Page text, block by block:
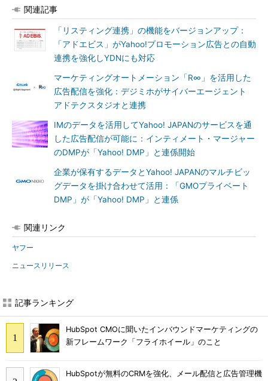
関連記事
「リスティング連携」の機能をバージョンアップ：
「アドエビス」がYahoo!プロモーション広告との自動
連携を強化しYDNにも対応
マーケティングオートメーション「R∞」を活用した
広告配信を強化：デジミホがサイバーエージェント
アドテクスタジオと連携
IMのデータを活用してYahoo! JAPANのサービスを通
した広告配信が可能に：インティメート・マージャー
のDMPが「Yahoo! DMP」と連係開始
企業が保有するデータとYahoo! JAPANのマルチビッ
グデータを掛け合わせて活用：「GMOプライベート
DMP」が「Yahoo! DMP」と連係
関連リンク
ヤフー
ニュースリリース
記事ランキング
HubSpot CMOに聞いたインバウンドマーケティングの
新フレームワーク「フライホイール」のこと
HubSpotが無料のCRMを強化、メール配信と広告管理機